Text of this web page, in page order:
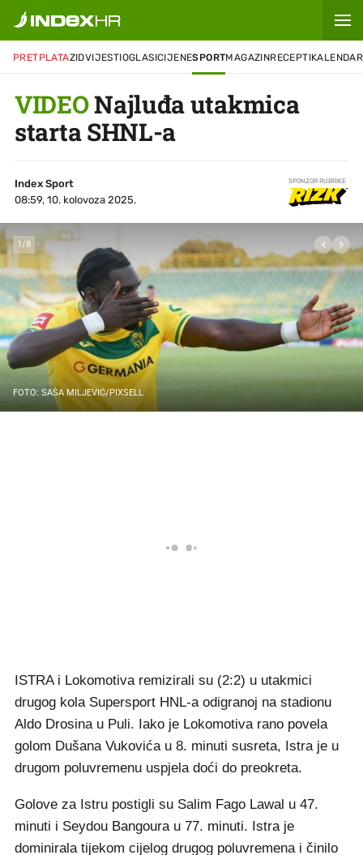
PRETPLATAZIDVIJESTIOGLASICIJENESPORTMAGAZINRECEPTIKALENDAR
VIDEONajluđa utakmica
starta SHNL-a
Index Sport
08:59, 10. kolovoza 2025.
SPONZOR RUBRIKE
1/8
FOTO: SAŠA MILJEVIĆ/PIXSELL
ISTRA i Lokomotiva remizirali su (2:2) u utakmici
drugog kola Supersport HNL-a odigranoj na stadionu
Aldo Drosina u Puli. Iako je Lokomotiva rano povela
golom Dušana Vukovića u 8. minuti susreta, Istra je u
drugom poluvremenu uspjela doći do preokreta.
Golove za Istru postigli su Salim Fago Lawal u 47.
minuti i Seydou Bangoura u 77. minuti. Istra je
dominirala tijekom cijelog drugog poluvremena i činilo